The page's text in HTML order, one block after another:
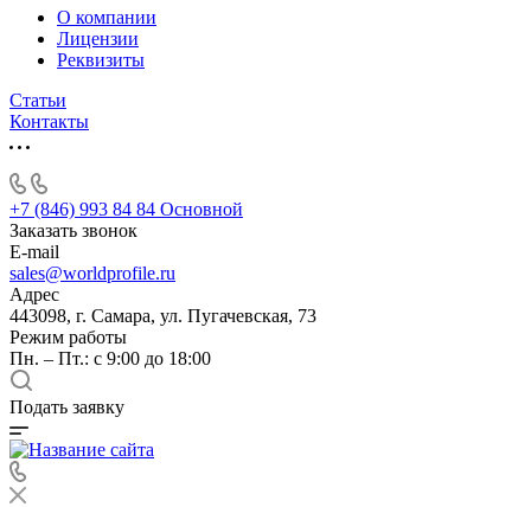
О компании
Лицензии
Реквизиты
Статьи
Контакты
+7 (846) 993 84 84 Основной
Заказать звонок
E-mail
sales@worldprofile.ru
Адрес
443098, г. Самара, ул. Пугачевская, 73
Режим работы
Пн. – Пт.: с 9:00 до 18:00
Подать заявку